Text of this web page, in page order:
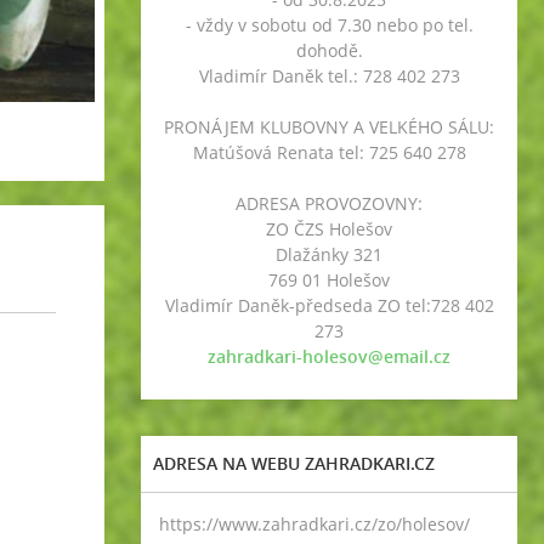
- vždy v sobotu od 7.30 nebo po tel.
dohodě.
Vladimír Daněk tel.: 728 402 273
PRONÁJEM KLUBOVNY A VELKÉHO SÁLU:
Matúšová Renata tel: 725 640 278
ADRESA PROVOZOVNY:
ZO ČZS Holešov
Dlažánky 321
769 01 Holešov
Vladimír Daněk-předseda ZO tel:728 402
273
zahradkari-holesov@email.cz
ADRESA NA WEBU ZAHRADKARI.CZ
https://www.zahradkari.cz/zo/holesov/